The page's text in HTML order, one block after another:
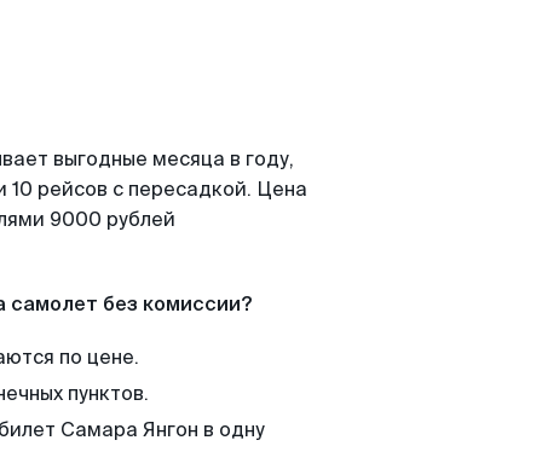
выгодные месяца в году,
рейсов с пересадкой. Цена
9000 рублей
самолет без комиссии?
по цене.
пунктов.
Самара Янгон в одну